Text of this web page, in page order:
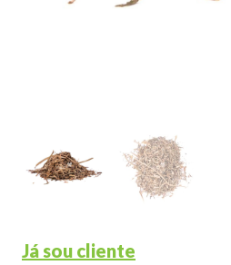
Já sou cliente